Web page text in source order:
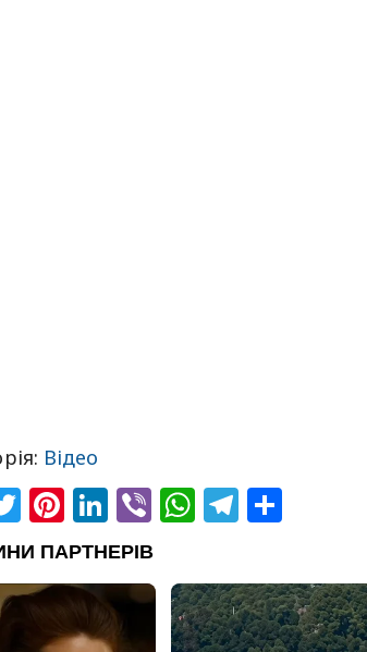
Відео
Twitter
Pinterest
LinkedIn
ViberWhatsApp